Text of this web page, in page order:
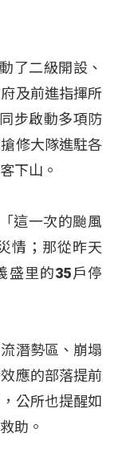
了二級開設、
及前進指揮所
步啟動多項防
修大隊進駐各
下山。
這一次的颱風
情；那從昨天
盛里的35戶停
潛勢區、崩塌
應的部落提前
公所也提醒如
助。